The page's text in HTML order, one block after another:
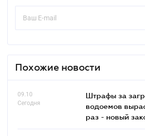
Похожие новости
09.10
Сегодня
Штрафы за
водоемов
раз - новый